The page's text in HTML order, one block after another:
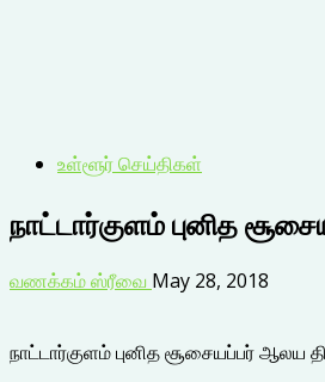
உள்ளூர் செய்திகள்
நாட்டார்குளம் புனித
வணக்கம் ஸ்ரீவை May 28, 2018
நாட்டார்குளம் புனித சூசையப்பர் ஆலய